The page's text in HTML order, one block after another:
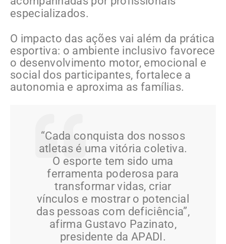
especializados.
O impacto das ações vai além da prática
esportiva: o ambiente inclusivo favorece
o desenvolvimento motor, emocional e
social dos participantes, fortalece a
autonomia e aproxima as famílias.
“Cada conquista dos nossos
atletas é uma vitória coletiva.
O esporte tem sido uma
ferramenta poderosa para
transformar vidas, criar
vínculos e mostrar o potencial
das pessoas com deficiência”,
afirma Gustavo Pazinato,
presidente da APADI.